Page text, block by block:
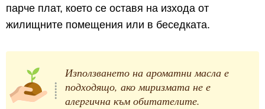
парче плат, което се оставя на изхода от
жилищните помещения или в беседката.
Използването на ароматни масла е
подходящо, ако миризмата не е
алергична към обитателите.